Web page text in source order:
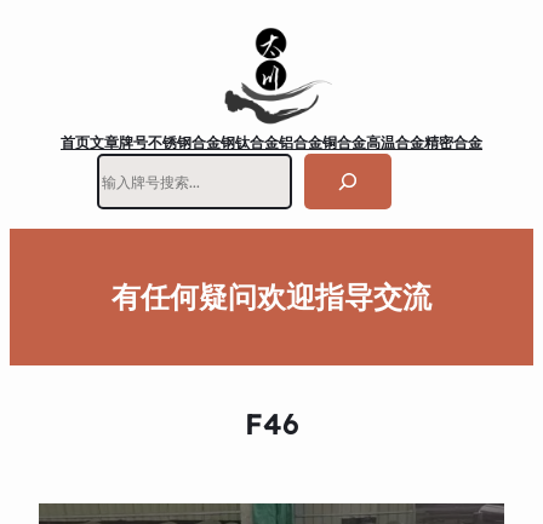
首页文章牌号不锈钢合金钢钛合金铝合金铜合金高温合金精密合金
有任何疑问欢迎指导交流
F46